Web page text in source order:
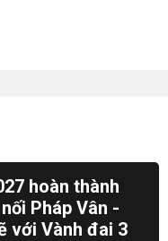
hoàn thành
Pháp Vân -
với Vành đai 3